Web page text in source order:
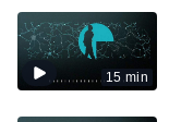
15 min